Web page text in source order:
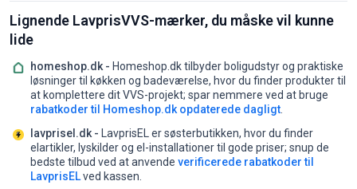
Lignende LavprisVVS-mærker, du måske vil kunne
lide
homeshop.dk - Homeshop.dk tilbyder boligudstyr og praktiske
løsninger til køkken og badeværelse, hvor du finder produkter til
at komplettere dit VVS-projekt; spar nemmere ved at bruge
rabatkoder til Homeshop.dk opdaterede dagligt
lavprisel.dk - LavprisEL er søsterbutikken, hvor du finder
elartikler, lyskilder og el-installationer til gode priser; snup de
bedste tilbud ved at anvende verificerede rabatkoder til
LavprisELved kassen.